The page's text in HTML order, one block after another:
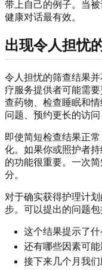
带上自己的例子。当
健康对话最有效。
出现令人担忧
令人担忧的筛查结果
疗服务提供者可能需
查药物、检查睡眠和
问题、预约更长的访问
即使简短检查结果正
化。如果你或照护者
的功能很重要。一次
分。
对于确实获得护理计
步。可以提出的问题包
这个结果提示了什
还有哪些因素可
接下来几个月我